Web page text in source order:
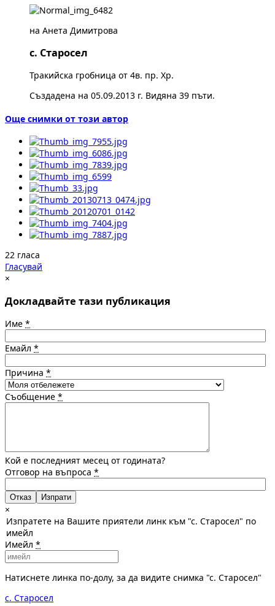
на Анета Димитрова
с. Старосел
Тракийска гробница от 4в. пр. Хр.
Създадена на 05.09.2013 г. Видяна 39 пъти.
Още снимки от този автор
22 гласа
Гласувай
×
Докладвайте тази публикация
Име *
Емайл *
Причина *
Съобщение *
Кой е последният месец от годината?
Отговор на въпроса *
Отказ
×
Изпратете на Вашите приятели линк към "с. Старосел" по
имейл
Имейл *
Натиснете линка по-долу, за да видите снимка "с. Старосел"
с. Старосел